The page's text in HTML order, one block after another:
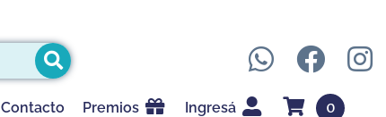
Contacto Premios Ingresá 0